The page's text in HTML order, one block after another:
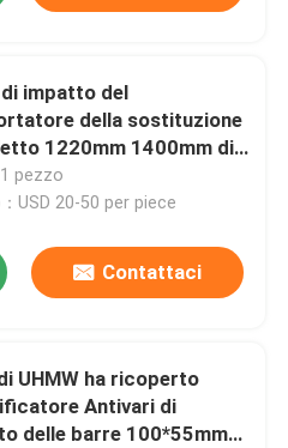
impatto del
della sostituzione
1220mm 1400mm di
pezzo
USD 20-50 per piece
Contattaci
UHMW ha ricoperto
Antivari di
delle barre 100*55mm